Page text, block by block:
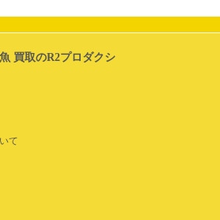
買取のR2プロダクシ
て